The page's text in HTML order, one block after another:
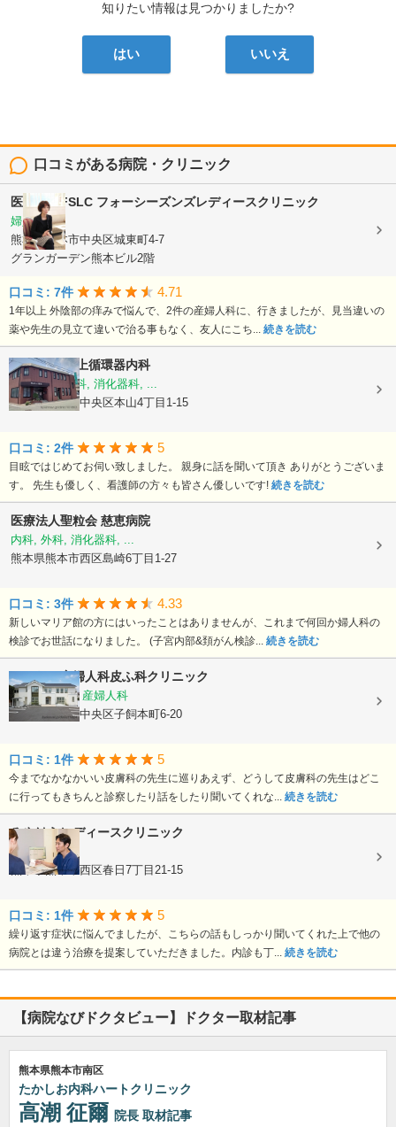
知りたい情報は見つかりましたか?
はい いいえ
口コミがある病院・クリニック
医療法人FSLC フォーシーズンズレディースクリニック
婦人科
熊本県熊本市中央区城東町4-7
グランガーデン熊本ビル2階
口コミ: 7件 4.71
1年以上 外陰部の痒みで悩んで、2件の産婦人科に、行きましたが、見当違いの
薬や先生の見立て違いで治る事もなく、友人にこち... 続きを読む
医療法人村上循環器内科
内科, 呼吸器科, 消化器科, ...
熊本県熊本市中央区本山4丁目1-15
口コミ: 2件 5
目眩ではじめてお伺い致しました。 親身に話を聞いて頂き ありがとうございま
す。 先生も優しく、看護師の方々も皆さん優しいです! 続きを読む
医療法人聖粒会 慈恵病院
内科, 外科, 消化器科, ...
熊本県熊本市西区島崎6丁目1-27
口コミ: 3件 4.33
新しいマリア館の方にはいったことはありませんが、これまで何回か婦人科の
検診でお世話になりました。 (子宮内部&頚がん検診... 続きを読む
よしむら産婦人科皮ふ科クリニック
内科, 皮膚科, 産婦人科
熊本県熊本市中央区子飼本町6-20
口コミ: 1件 5
今までなかなかいい皮膚科の先生に巡りあえず、どうして皮膚科の先生はどこ
に行ってもきちんと診察したり話をしたり聞いてくれな... 続きを読む
みやはらレディースクリニック
婦人科
熊本県熊本市西区春日7丁目21-15
口コミ: 1件 5
繰り返す症状に悩んでましたが、こちらの話もしっかり聞いてくれた上で他の
病院とは違う治療を提案していただきました。内診も丁... 続きを読む
【病院なびドクタビュー】ドクター取材記事
熊本県熊本市南区
たかしお内科ハートクリニック
高潮 征爾 院長 取材記事